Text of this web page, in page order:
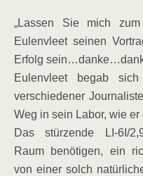
„Lassen Sie mich zum
Eulenvleet seinen
Erfolg
Eulenvleet begab
verschiedener
Weg in sein Labor, wie er
Das stürzende LI-6I/
Raum benötigen, ein
von einer solch